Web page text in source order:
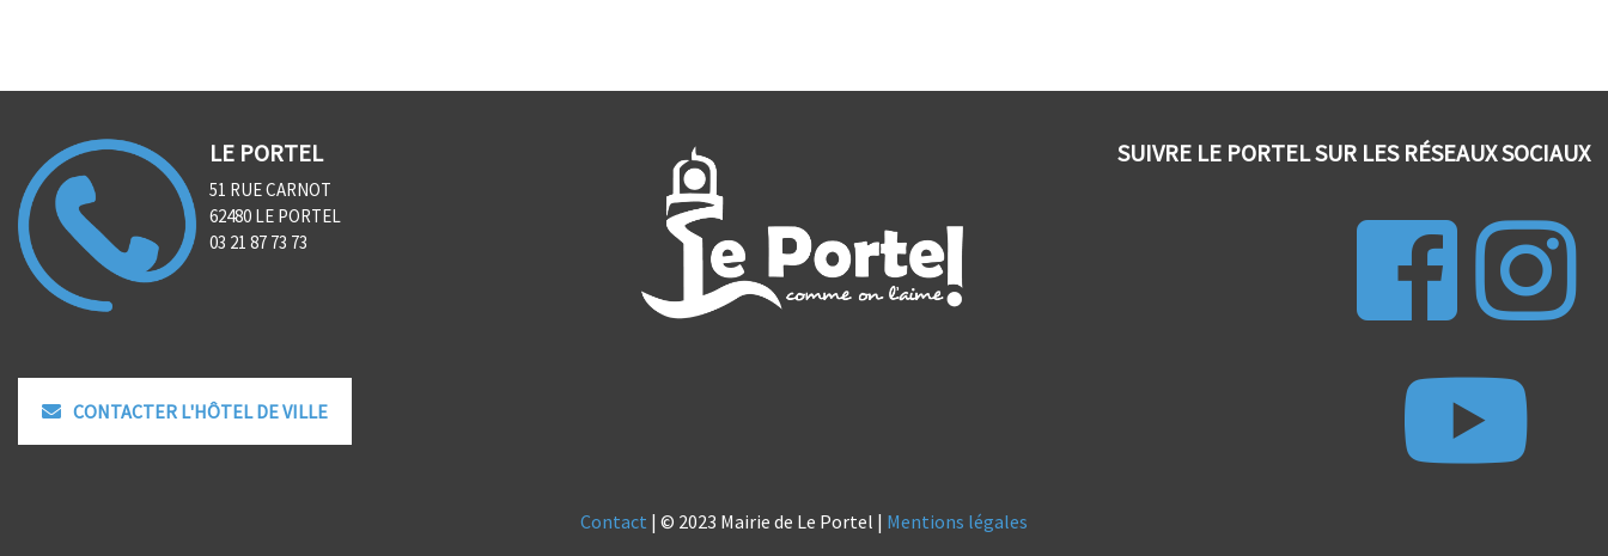
LE PORTEL
51 RUE CARNOT
62480 LE PORTEL
03 21 87 73 73
CONTACTER L'HÔTEL DE VILLE
SUIVRE LE PORTEL SUR LES RÉSEAUX SOCIAUX
Contact | © 2023 Mairie de Le Portel | Mentions légales